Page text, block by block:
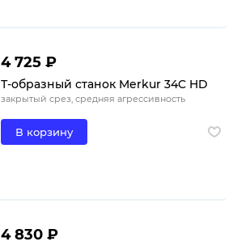
4 725 ₽
Т-образный станок Merkur 34C HD
закрытый срез, средняя агрессивность
В корзину
4 830 ₽